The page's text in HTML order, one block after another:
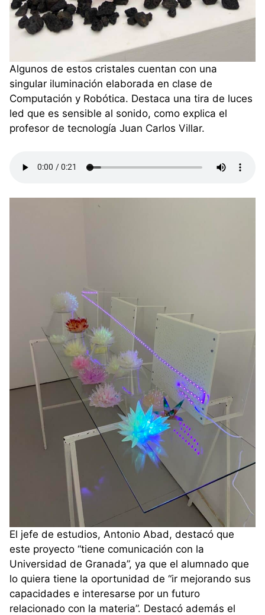
Algunos de estos cristales cuentan con una
singular iluminación elaborada en clase de
Computación y Robótica. Destaca una tira de luces
led que es sensible al sonido, como explica el
profesor de tecnología Juan Carlos Villar.
El jefe de estudios, Antonio Abad, destacó que
este proyecto “tiene comunicación con la
Universidad de Granada”, ya que el alumnado que
lo quiera tiene la oportunidad de “ir mejorando sus
capacidades e interesarse por un futuro
relacionado con la materia”. Destacó además el